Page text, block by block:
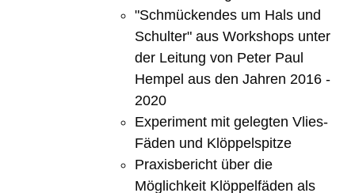
"Schmückendes um Hals und
Schulter" aus Workshops unter
der Leitung von Peter Paul
Hempel aus den Jahren 2016 -
2020
Experiment mit gelegten Vlies-
Fäden und Klöppelspitze
Praxisbericht über die
Möglichkeit Klöppelfäden als